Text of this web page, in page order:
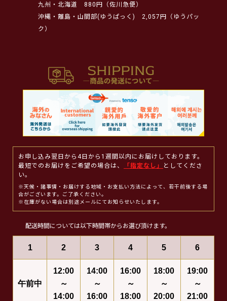
九州・北海道
880円（佐川急便）
沖縄・離島・山間部(ゆうぱっく)
2,057円（ゆうパッ
ク）
お申し込み翌日から4日から1週間以内にお届けしております。
最短でのお届けをご希望の場合は、
「指定なし」
としてくださ
い。
※天候・諸事情・お届けする地域・お支払い方法によって、若干前後する場
合がございます。ご了承ください。
※在庫がない場合は別途メールにてお知らせいたします。
配送時間については以下時間帯からお選び頂けます。
1 2 3 4 5 6
午前中
12:00
～
14:00
14:00
～
16:00
16:00
～
18:00
18:00
～
20:00
19:00
～
21:00